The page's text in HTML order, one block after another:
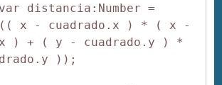
=
x - cuadrado.x ) * ( x -
) + ( y - cuadrado.y ) *
));